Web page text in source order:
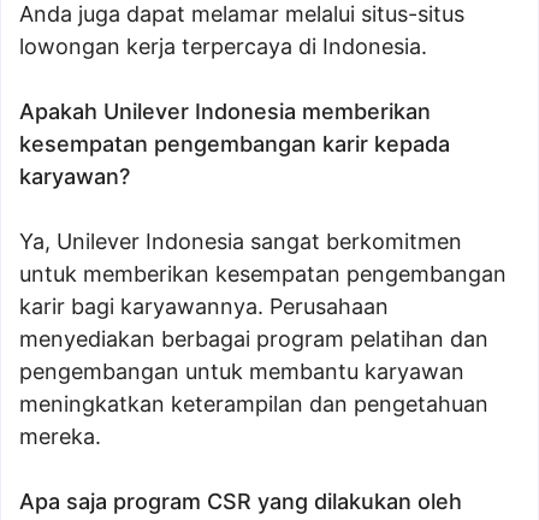
Anda juga dapat melamar melalui situs-situs
lowongan kerja terpercaya di Indonesia.
Apakah Unilever Indonesia memberikan
kesempatan pengembangan karir kepada
karyawan?
Ya, Unilever Indonesia sangat berkomitmen
untuk memberikan kesempatan pengembangan
karir bagi karyawannya. Perusahaan
menyediakan berbagai program pelatihan dan
pengembangan untuk membantu karyawan
meningkatkan keterampilan dan pengetahuan
mereka.
Apa saja program CSR yang dilakukan oleh